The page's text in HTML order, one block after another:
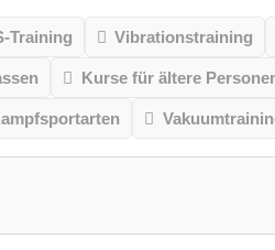
Training Vibrationstraining
Kurse für ältere